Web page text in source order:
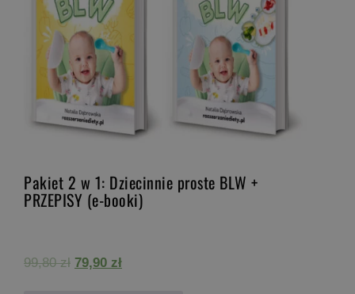
Pakiet 2 w 1: Dziecinnie proste BLW +
PRZEPISY (e-booki)
99,80zł Pierwotna
79,90 złAktualna